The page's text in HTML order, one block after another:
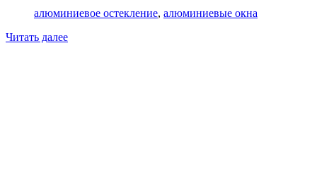
алюминиевое остекление, алюминиевые окна
Читать далее